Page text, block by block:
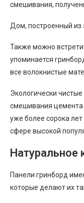
смешивания,
Дом, построенный из
Также можно
упоминается
все волокнистые
Экологически
смешивания цемента
уже более сорока
сфере высокой
Натуральное
Панели гринборд
которые делают их